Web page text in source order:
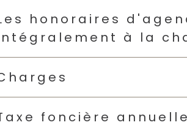
Valeurs
honoraires
à la
foncière annuelle